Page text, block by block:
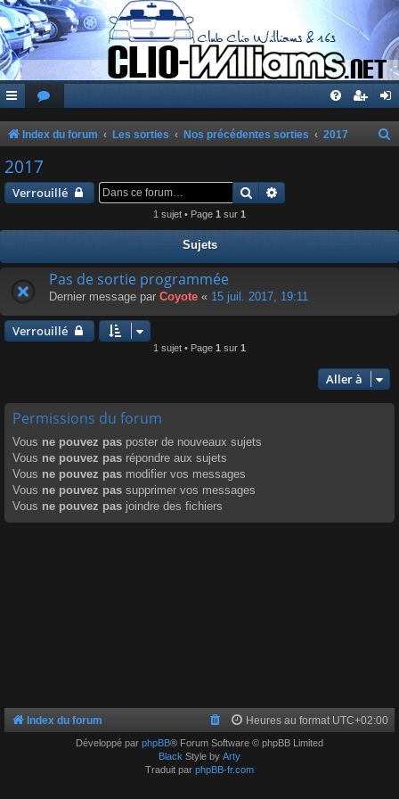
Index du forum Les sorties Nos précédentes sorties 2017
e
2017
Verrouillé Rechercher
1 sujet • Page 1 sur 1
Sujets
Pas de sortie programmée
Dernier message par Coyote « 15 juil. 2017, 19:11
Verrouillé
1 sujet • Page 1 sur 1
Aller à
Permissions du forum
Vous ne pouvez pas poster de nouveaux sujets
Vous ne pouvez pas répondre aux sujets
Vous ne pouvez pas modifier vos messages
Vous ne pouvez pas supprimer vos messages
Vous ne pouvez pas joindre des fichiers
Index du forum Heures au format UTC+02:00
Développé par phpBB® Forum Software © phpBB Limited
Black Style by Arty
Traduit par phpBB-fr.com